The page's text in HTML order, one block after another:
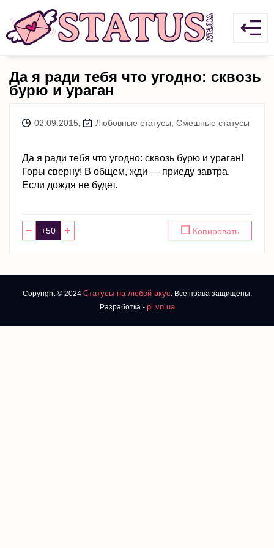
Да я ради тебя что угодно: сквозь
бурю и ураган
02.09.2015 Любовные статусы Смешные статусы
Да я ради тебя что угодно: сквозь бурю и ураган!
Горы сверну! В общем, жди — приеду завтра.
Если дождя не будет.
− + ❐ Копировать
Copyright © 2024 Статусы на любой вкус. Все права защищены.
Разработка - pl.vn.ua